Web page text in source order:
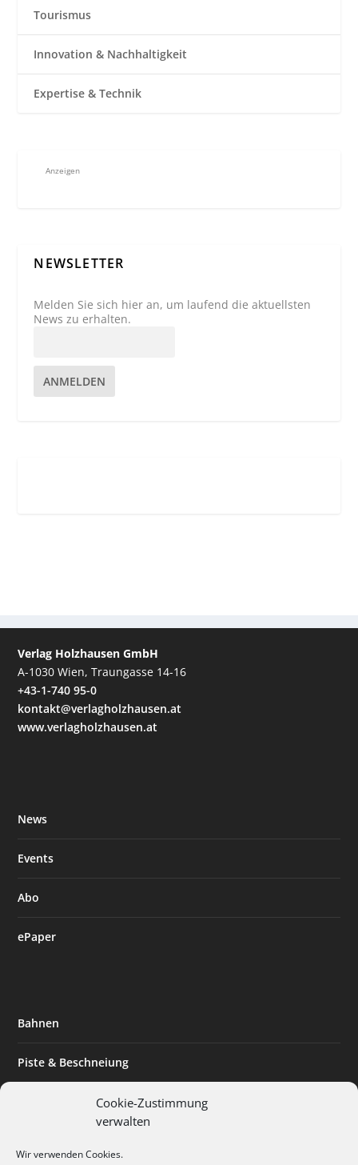
Cookie-Zustimmung
verwalten
Wir verwenden Cookies.
Tourismus
Innovation & Nachhaltigkeit
Expertise & Technik
Anzeigen
NEWSLETTER
Melden Sie sich hier an, um laufend die aktuellsten
News zu erhalten.
ANMELDEN
Verlag Holzhausen GmbH
A-1030 Wien, Traungasse 14-16
+43-1-740 95-0
kontakt@verlagholzhausen.at
www.verlagholzhausen.at
News
Events
Abo
ePaper
Bahnen
Piste & Beschneiung